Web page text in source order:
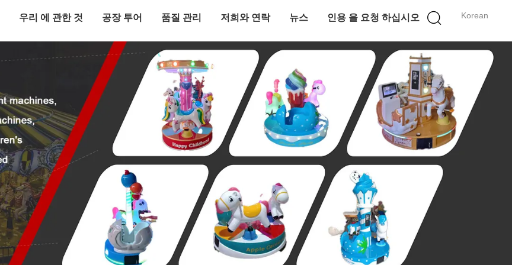
Korean
우리 에 관한 것 공장 투어 품질 관리 저희와 연락 뉴스 인용 을 요청 하십시오